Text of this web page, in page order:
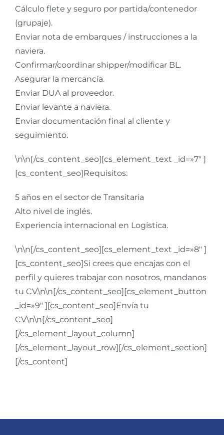
Cálculo flete y seguro por partida/contenedor
(grupaje).
Enviar nota de embarques / instrucciones a la
naviera.
Confirmar/coordinar shipper/modificar BL.
Asegurar la mercancía.
Enviar DUA al proveedor.
Enviar levante a naviera.
Enviar documentación final al cliente y
seguimiento.
\n\n[/cs_content_seo][cs_element_text _id=»7″ ]
[cs_content_seo]Requisitos:
5 años en el sector de Transitaria
Alto nivel de inglés.
Experiencia internacional en Logística.
\n\n[/cs_content_seo][cs_element_text _id=»8″ ]
[cs_content_seo]Si crees que encajas con el
perfil y quieres trabajar con nosotros, mandanos
tu CV.\n\n[/cs_content_seo][cs_element_button
_id=»9″ ][cs_content_seo]Envía tu
CV\n\n[/cs_content_seo]
[/cs_element_layout_column]
[/cs_element_layout_row][/cs_element_section]
[/cs_content]